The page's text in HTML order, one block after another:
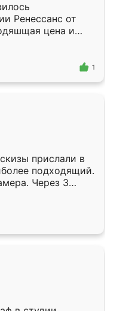
Ренессанс от
цена и
Приехавший
самый
1
прислали в
подходящий.
Через 3
Остались
Ренессанс